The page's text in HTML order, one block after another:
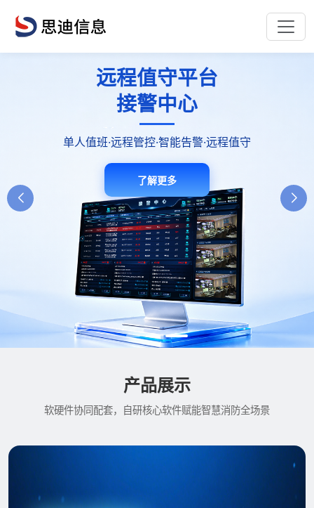
E管服消防
安全管理平台
一站式消防管理服务平台
了解更多
远程值守平台
接警中心
单人值班·远程管控·智能告警·远程值守
了解更多
消防控制室
值班机器人
智能值守高效安全降本增效
了解更多
产品展示
软硬件协同配套，自研核心软件赋能智慧消防全场景